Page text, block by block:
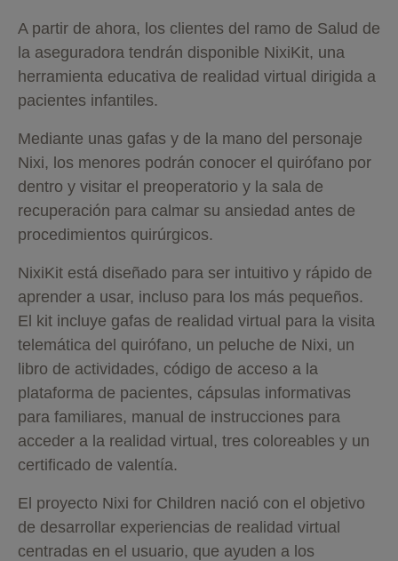
A partir de ahora, los clientes del ramo de Salud de
la aseguradora tendrán disponible NixiKit, una
herramienta educativa de realidad virtual dirigida a
pacientes infantiles.
Mediante unas gafas y de la mano del personaje
Nixi, los menores podrán conocer el quirófano por
dentro y visitar el preoperatorio y la sala de
recuperación para calmar su ansiedad antes de
procedimientos quirúrgicos.
NixiKit está diseñado para ser intuitivo y rápido de
aprender a usar, incluso para los más pequeños.
El kit incluye gafas de realidad virtual para la visita
telemática del quirófano, un peluche de Nixi, un
libro de actividades, código de acceso a la
plataforma de pacientes, cápsulas informativas
para familiares, manual de instrucciones para
acceder a la realidad virtual, tres coloreables y un
certificado de valentía.
El proyecto Nixi for Children nació con el objetivo
de desarrollar experiencias de realidad virtual
centradas en el usuario, que ayuden a los